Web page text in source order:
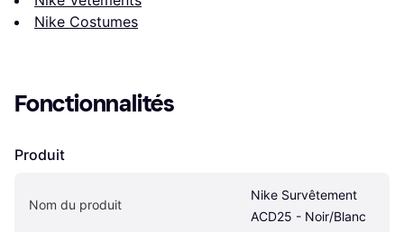
Nike Costumes
Fonctionnalités
Produit
Nom du produit
Nike Survêtement
ACD25 - Noir/Blanc